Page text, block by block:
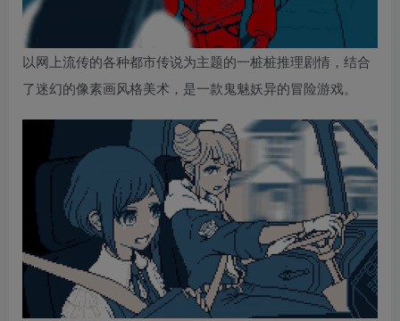
以网上流传的各种都市传说为主题的一桩桩推理剧情，结合
了迷幻的像素画风格美术，是一款鬼魅妖异的冒险游戏。